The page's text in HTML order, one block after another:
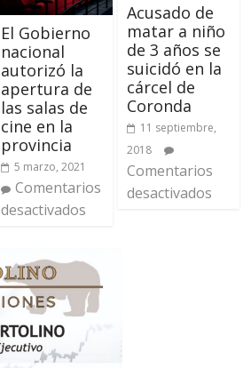
El Gobierno
nacional
autorizó la
apertura de
las salas de
cine en la
provincia
5 marzo, 2021
Comentarios
desactivados
Acusado de
matar a niño
de 3 años se
suicidó en la
cárcel de
Coronda
11 septiembre,
2018
Comentarios
desactivados